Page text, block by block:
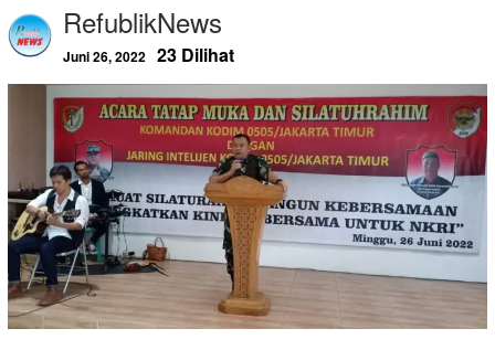
RefublikNews
Juni 26, 2022 23 Dilihat